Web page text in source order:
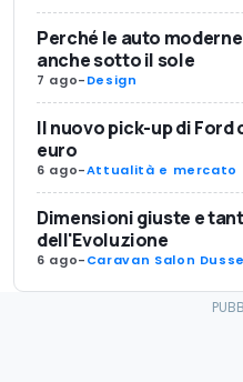
Perché le auto
anche sotto il sole
7 ago-Design
Il nuovo pick-up di
euro
6 ago-Attualità e mercato
Dimensioni giuste e
dell'Evoluzione
6 ago-Caravan Salon